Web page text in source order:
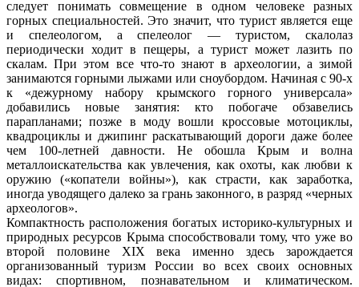
следует понимать совмещение в одном человеке разных
горных специальностей. Это значит, что турист является еще
и спелеологом, а спелеолог — туристом, скалолаз
периодически ходит в пещеры, а турист может лазить по
скалам. При этом все что-то знают в археологии, а зимой
занимаются горными лыжами или сноубордом. Начиная с 90-х
к «дежурному набору крымского горного универсала»
добавились новые занятия: кто побогаче обзавелись
парапланами; позже в моду вошли кроссовые мотоциклы,
квадроциклы и джипинг раскатывающий дороги даже более
чем 100-летней давности. Не обошла Крым и волна
металлоискательства как увлечения, как охоты, как любви к
оружию («копатели войны»), как страсти, как заработка,
иногда уводящего далеко за грань законного, в разряд «черных
археологов».
Компактность расположения богатых историко-культурных и
природных ресурсов Крыма способствовали тому, что уже во
второй половине XIX века именно здесь зарождается
организованный туризм России во всех своих основных
видах: спортивном, познавательном и климатическом.